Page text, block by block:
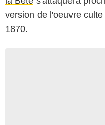
version de l'oeuvre culte
1870.